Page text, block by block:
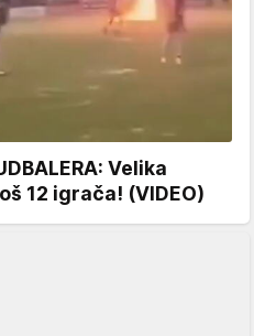
Velika
12 igrača! (VIDEO)